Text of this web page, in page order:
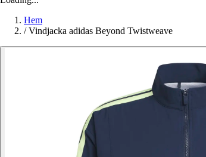
Hem
/ Vindjacka adidas Beyond Twistweave